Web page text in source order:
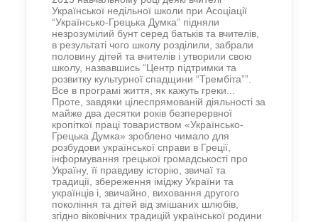
Української недільної школи при Асоціації
“Українсько-Грецька Думка” підняли
незрозумілий бунт серед батьків та вчителів,
в результаті чого школу розділили, забрали
половину дітей та вчителів і утворили свою
школу, назвавшись “Центр підтримки та
розвитку культурної спадщини “Трембіта””.
Все в програмі життя, як кажуть греки...
Проте, завдяки цілеспрямованій діяльності за
майже два десятки років безперервної
кропіткої праці товариством «Українсько-
Грецька Думка» зроблено чимало для
розбудови української справи в Греції,
інформування грецької громадськості про
Україну, її правдиву історію, звичаї та
традиції, збереження іміджу України та
українців і, звичайно, виховання другого
покоління та дітей від змішаних шлюбів,
згідно віковічних традицій української родини